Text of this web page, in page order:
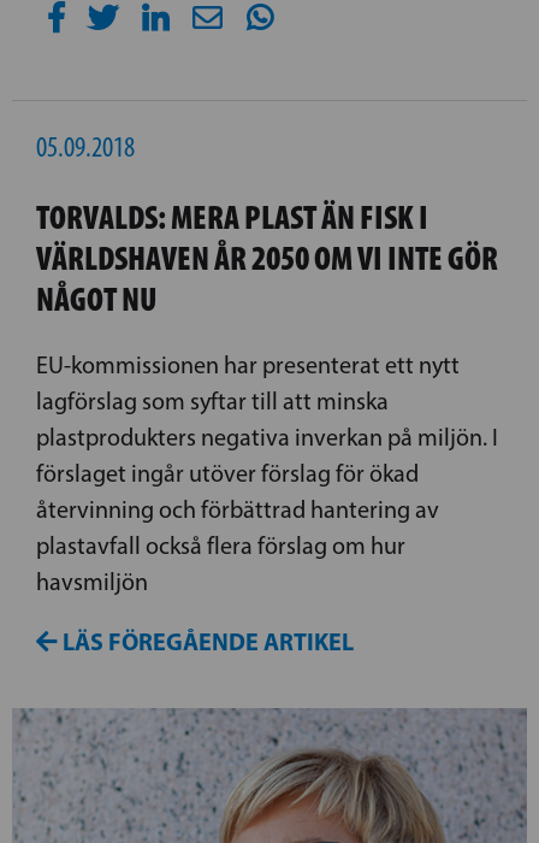
05.09.2018
TORVALDS: MERA PLAST ÄN FISK I
VÄRLDSHAVEN ÅR 2050 OM VI INTE GÖR
NÅGOT NU
EU-kommissionen har presenterat ett nytt
lagförslag som syftar till att minska
plastprodukters negativa inverkan på miljön. I
förslaget ingår utöver förslag för ökad
återvinning och förbättrad hantering av
plastavfall också flera förslag om hur
havsmiljön
LÄS FÖREGÅENDE ARTIKEL